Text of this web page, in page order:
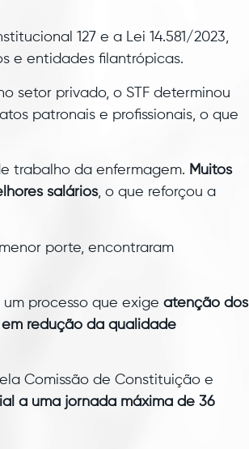
127 e a Lei 14.581/2023,
e entidades filantrópicas.
setor privado, o STF determinou
patronais e profissionais, o que
trabalho da enfermagem. Muitos
salários, o que reforçou a
porte, encontraram
processo que exige atenção dos
redução da qualidade
Comissão de Constituição e
a uma jornada máxima de 36